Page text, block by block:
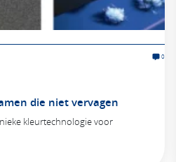
0
die niet vervagen
kleurtechnologie voor